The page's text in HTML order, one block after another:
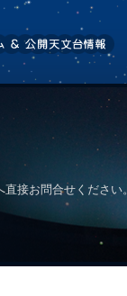
接お問合せくださ